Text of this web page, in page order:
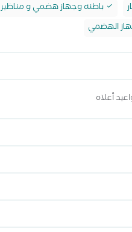
باطنه وجهاز هضمي و مناظير
الهضمي